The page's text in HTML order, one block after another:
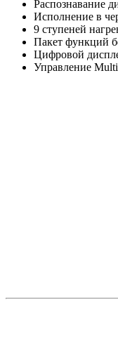
Распознавание
Исполнение в
9 ступеней
Пакет функций
Цифровой
Управление